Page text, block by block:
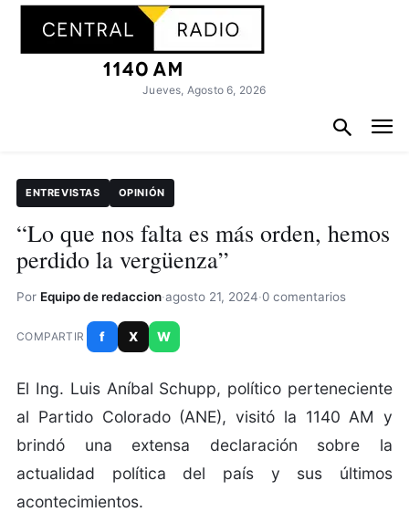
Jueves, Agosto 6, 2026
ENTREVISTAS OPINIÓN
“Lo que nos falta es más orden, hemos
perdido la vergüenza”
Por Equipo de redaccion·agosto 21, 2024·0 comentarios
COMPARTIR f X W
El Ing. Luis Aníbal Schupp, político perteneciente
al Partido Colorado (ANE), visitó la 1140 AM y
brindó una extensa declaración sobre la
actualidad política del país y sus últimos
acontecimientos.